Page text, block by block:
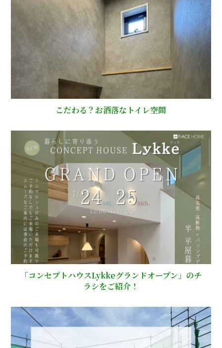
こだわる？お洒落なトイレ空間
「コンセプトハウスLykkeグランドオープン」のチ
ラシをご紹介！